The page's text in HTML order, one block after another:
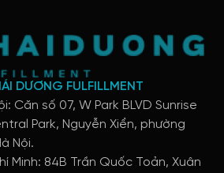
DƯƠNG FULFILLMENT
Căn số 07, W Park BLVD Sunrise
Park, Nguyễn Xiển, phường
Nội.
Minh: 84B Trần Quốc Toản, Xuân